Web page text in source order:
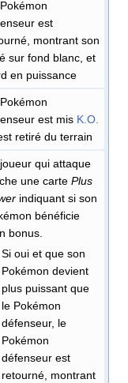
est
montrant son
sur fond blanc, et
en puissance
est mis K.O.
retiré du terrain
qui attaque
une carte Plus
indiquant si son
bénéficie
bonus.
Si oui et que son
Pokémon devient
plus puissant que
le Pokémon
défenseur, le
Pokémon
défenseur est
retourné, montrant